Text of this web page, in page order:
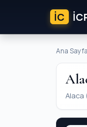
İC
Ana Sayfa
Alaca